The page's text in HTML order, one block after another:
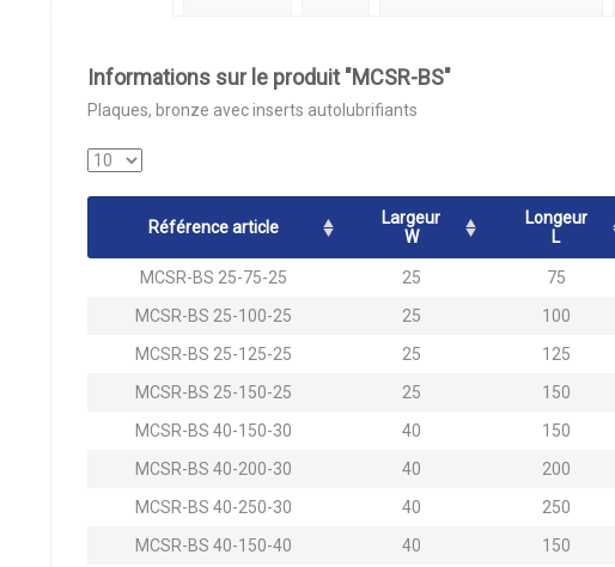
Informations sur le produit "MCSR-BS"
Plaques, bronze avec inserts autolubrifiants
Référence article
Largeur
W
Longeur
L
MCSR-BS 25-75-25 25 75
MCSR-BS 25-100-25
25 100
MCSR-BS 25-125-25
25 125
MCSR-BS 25-150-25
25 150
MCSR-BS 40-150-30
40 150
MCSR-BS 40-200-30
40 200
MCSR-BS 40-250-30
40 250
MCSR-BS 40-150-40
40 150